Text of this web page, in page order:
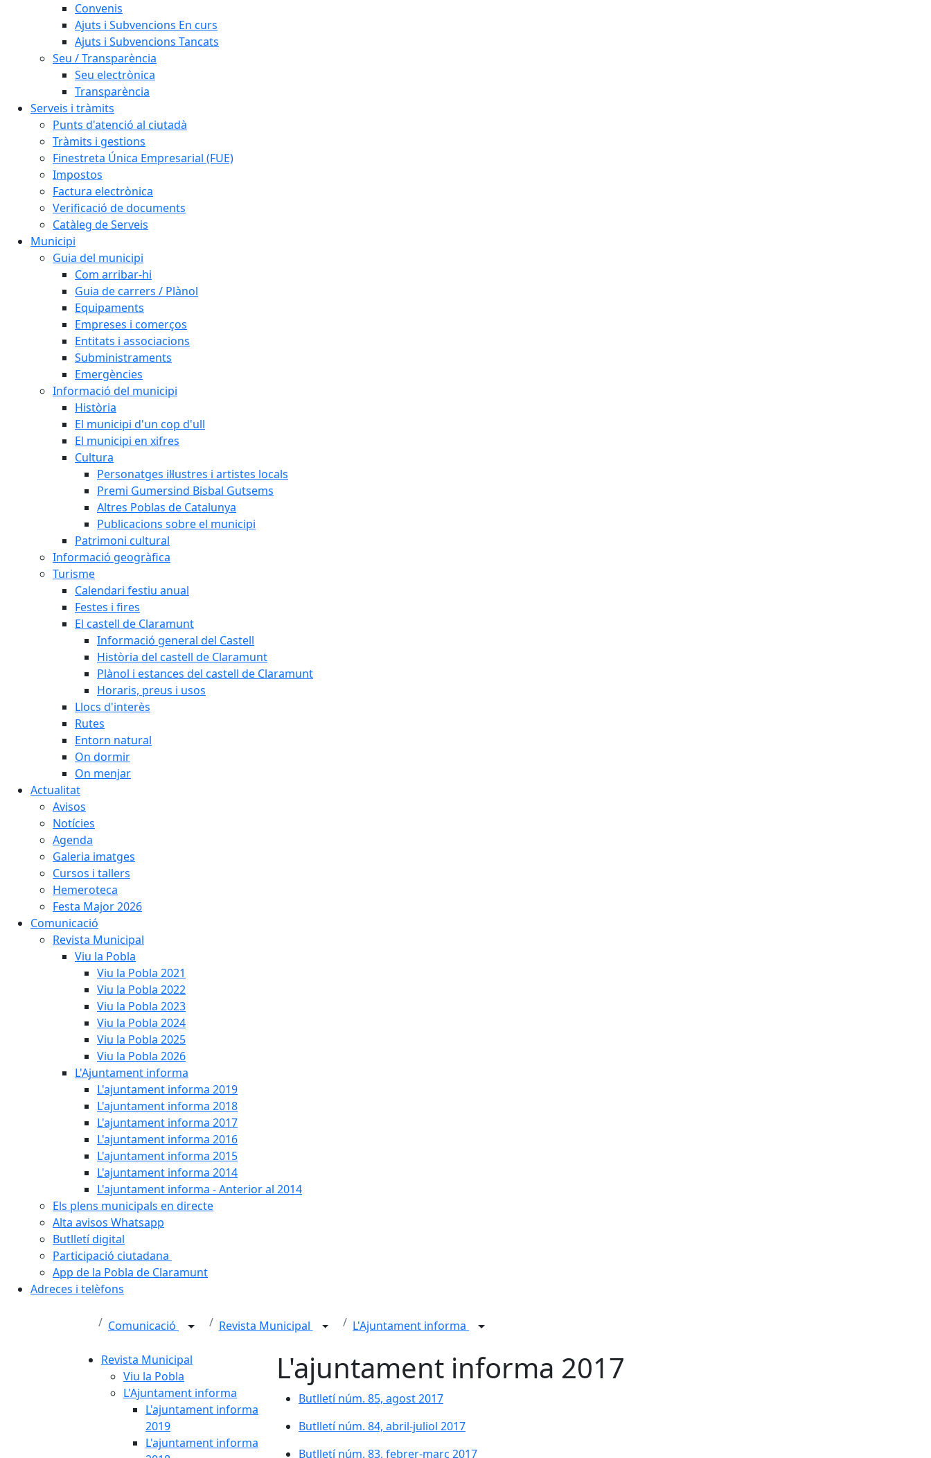
Convenis
Ajuts i Subvencions En curs
Ajuts i Subvencions Tancats
Seu / Transparència
Seu electrònica
Transparència
Serveis i tràmits
Punts d'atenció al ciutadà
Tràmits i gestions
Finestreta Única Empresarial (FUE)
Impostos
Factura electrònica
Verificació de documents
Catàleg de Serveis
Municipi
Guia del municipi
Com arribar-hi
Guia de carrers / Plànol
Equipaments
Empreses i comerços
Entitats i associacions
Subministraments
Emergències
Informació del municipi
Història
El municipi d'un cop d'ull
El municipi en xifres
Cultura
Personatges il·lustres i artistes locals
Premi Gumersind Bisbal Gutsems
Altres Poblas de Catalunya
Publicacions sobre el municipi
Patrimoni cultural
Informació geogràfica
Turisme
Calendari festiu anual
Festes i fires
El castell de Claramunt
Informació general del Castell
Història del castell de Claramunt
Plànol i estances del castell de Claramunt
Horaris, preus i usos
Llocs d'interès
Rutes
Entorn natural
On dormir
On menjar
Actualitat
Avisos
Notícies
Agenda
Galeria imatges
Cursos i tallers
Hemeroteca
Festa Major 2026
Comunicació
Revista Municipal
Viu la Pobla
Viu la Pobla 2021
Viu la Pobla 2022
Viu la Pobla 2023
Viu la Pobla 2024
Viu la Pobla 2025
Viu la Pobla 2026
L'Ajuntament informa
L'ajuntament informa 2019
L'ajuntament informa 2018
L'ajuntament informa 2017
L'ajuntament informa 2016
L'ajuntament informa 2015
L'ajuntament informa 2014
L'ajuntament informa - Anterior al 2014
Els plens municipals en directe
Alta avisos Whatsapp
Butlletí digital
Participació ciutadana
App de la Pobla de Claramunt
Adreces i telèfons
Comunicació Revista Municipal L'Ajuntament informa
Revista Municipal
Viu la Pobla
L'Ajuntament informa
L'ajuntament informa
2019
L'ajuntament informa
L'ajuntament informa 2017
Butlletí núm. 85, agost 2017
Butlletí núm. 84, abril-juliol 2017
Butlletí núm. 83, febrer-març 2017